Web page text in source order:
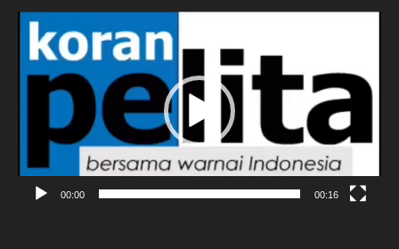
Pemutar
Video
00:00 00:16